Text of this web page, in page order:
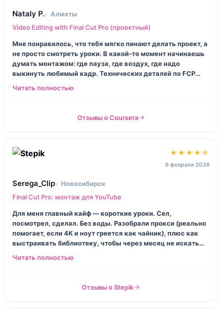
Nataly P.
Алматы
Video Editing with Final Cut Pro (проектный)
Мне понравилось, что тебя мягко пинают делать проект, а
не просто смотреть уроки. В какой-то момент начинаешь
думать монтажом: где пауза, где воздух, где надо
выкинуть любимый кадр. Технических деталей по FCP
местами хотелось больше, я гуглила горячие клавиши и
Отзывы о Coursera
★★★★☆
9 февраля 2026
Serega_Clip
Новосибирск
Final Cut Pro: монтаж для YouTube
Для меня главный кайф — короткие уроки. Сел,
посмотрел, сделал. Без воды. Разобрали прокси (реально
помогает, если 4K и ноут греется как чайник), плюс как
выстраивать библиотеку, чтобы через месяц не искать
«final_final_7». Иногда звучит суховато, но за такую цену
Отзывы о Stepik